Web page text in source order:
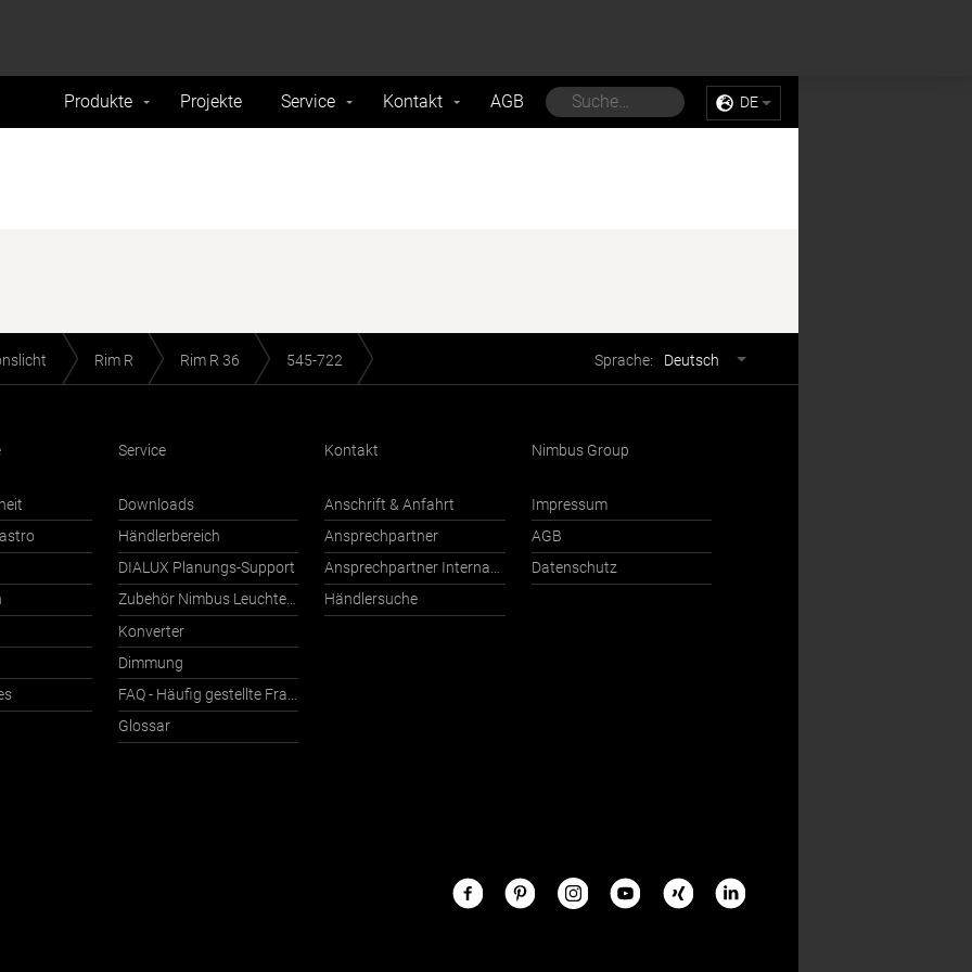
Produkte Projekte Service Kontakt AGB DE
Rim R Rim R 36 545-722 Sprache: Deutsch
Service
Downloads
Händlerbereich
DIALUX Planungs-Support
Zubehör Nimbus Leuchten mit Häfele Connect
Konverter
Dimmung
FAQ - Häufig gestellte Fragen
Glossar
Kontakt
Anschrift & Anfahrt
Ansprechpartner
Ansprechpartner International
Händlersuche
Nimbus Group
Impressum
AGB
Datenschutz
Nimbus